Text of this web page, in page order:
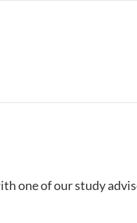
one of our study